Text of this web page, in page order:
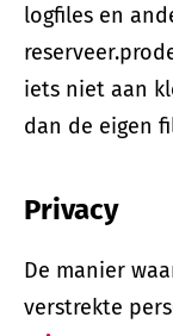
logfiles en
iets niet aan
dan de eigen
Privacy
De manier
verstrekte